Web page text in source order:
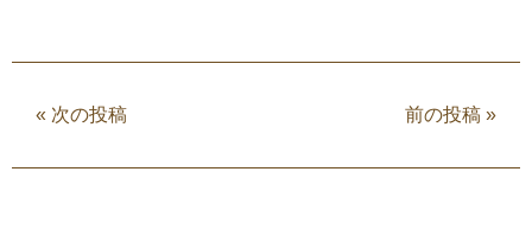
« 次の投稿 前の投稿 »